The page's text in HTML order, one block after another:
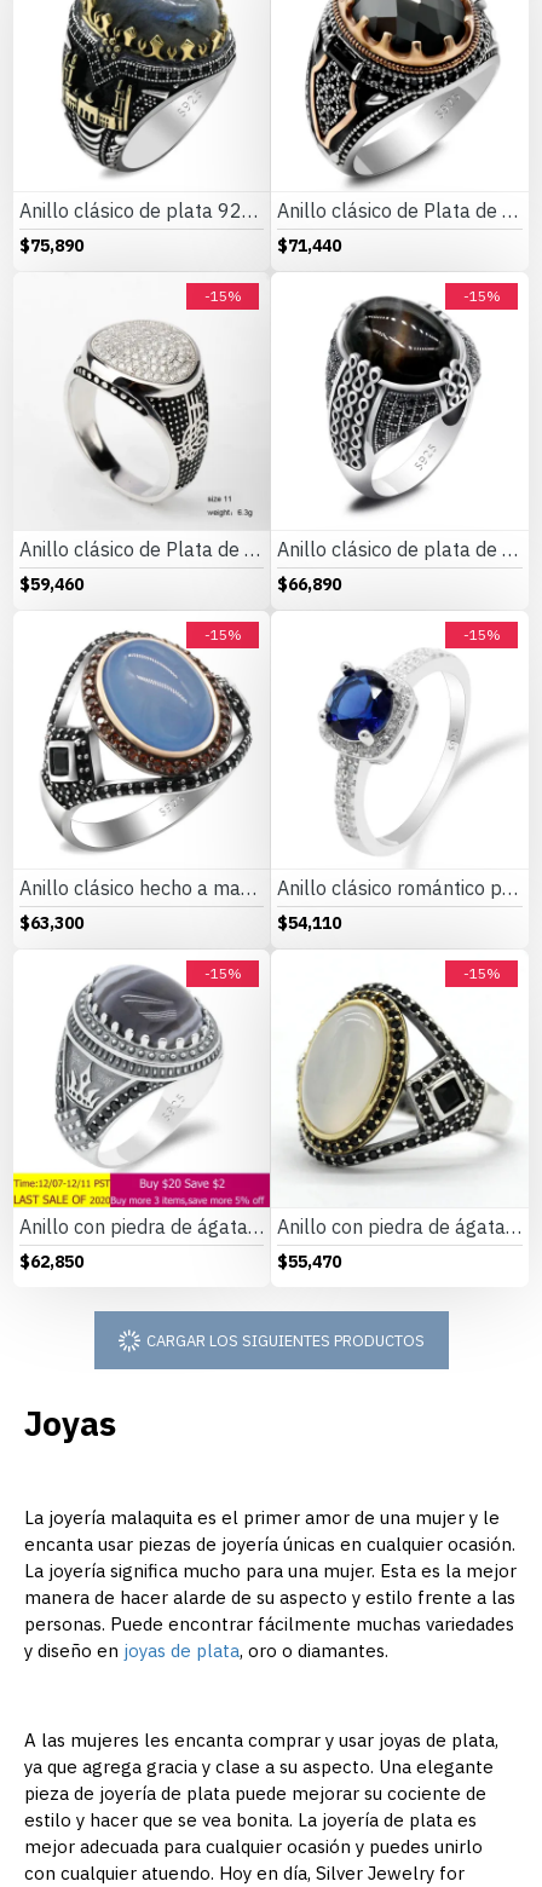
Joyas
La joyería malaquita es el primer amor de una mujer y le
encanta usar piezas de joyería únicas en cualquier ocasión.
La joyería significa mucho para una mujer. Esta es la mejor
manera de hacer alarde de su aspecto y estilo frente a las
personas. Puede encontrar fácilmente muchas variedades
y diseño en joyas de plata, oro o diamantes.
A las mujeres les encanta comprar y usar joyas de plata,
ya que agrega gracia y clase a su aspecto. Una elegante
pieza de joyería de plata puede mejorar su cociente de
estilo y hacer que se vea bonita. La joyería de plata es
mejor adecuada para cualquier ocasión y puedes unirlo
con cualquier atuendo. Hoy en día, Silver Jewelry for
Anillo clásico de plata 925 para hombre con castillo de labradorita Natural, anillo de compromiso Retro Punk auspicioso de Turquía Constantinople
$75,890
Anillo clásico de Plata de Ley 925 para hombre y mujer, joyería Punk turca Vintage, conjunto de joyería de oro rosa 2022
$71,440
-15%
Anillo clásico de Plata de Ley 925 para hombre, anillo de circonita cúbica transparente de rodio, conjunto de joyería exquisita, anillo de pareja de San Valentín
$59,460
-15%
Anillo clásico de plata de ley s925 hecho a mano para hombre, ágata Natural, regalo de fiesta, joyería Türkiye, regalo de aniversario
$66,890
-15%
Anillo clásico hecho a mano de plata pura s925 a la moda con piedra de ágata azul natural para regalo de joyería de aniversario para hombres
$63,300
-15%
Anillo clásico romántico para mujer, de plata 925 con zafiro, Esmeralda, amatista, circonita, joyería de piedras preciosas, regalos de fiesta de boda al por mayor
$54,110
-15%
Anillo con piedra de ágata Natural para hombre, joya de plata 925 pura auténtica para boda/Fiesta, joyería de moda, regalo
$62,850
-15%
Anillo con piedra de ágata para hombre y mujer, de plata 925, anillo de piedra Natural Vintage, joyería religiosa, regalo, diseño minimalista
$55,470
CARGAR LOS SIGUIENTES PRODUCTOS